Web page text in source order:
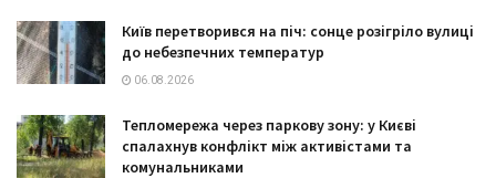
Київ перетворився на піч: сонце розігріло вулиці
до небезпечних температур
06.08.2026
Тепломережа через паркову зону: у Києві
спалахнув конфлікт між активістами та
комунальниками